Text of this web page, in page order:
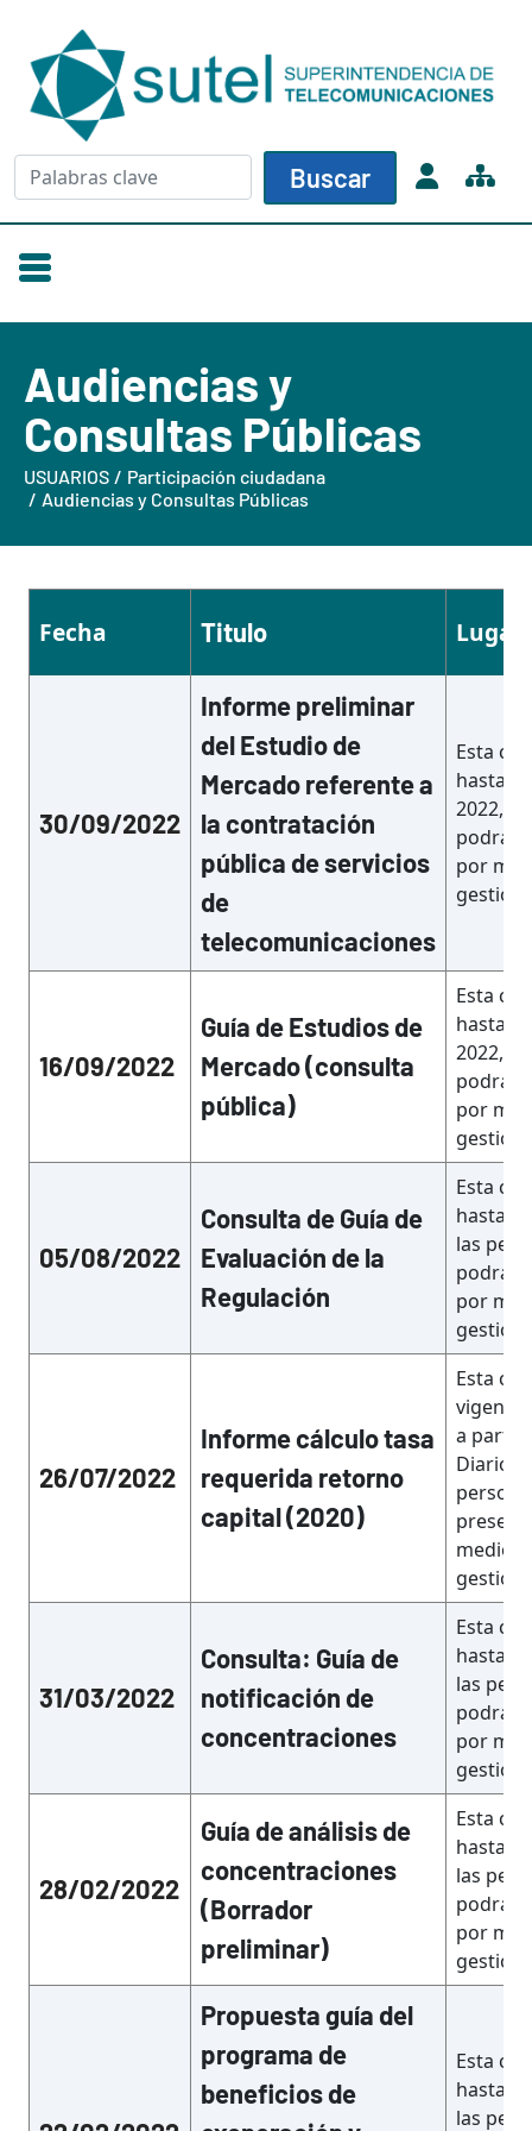
Buscar Buscar
Audiencias y
Consultas Públicas
USUARIOS
Participación ciudadana
Audiencias y Consultas Públicas
Fecha Titulo Lugar
30/09/2022
Informe preliminar
del Estudio de
Mercado referente a
la contratación
pública de servicios
de
telecomunicaciones
Esta
hasta
2022,
podrán
por
16/09/2022
Guía de Estudios de
Mercado (consulta
pública)
Esta
hasta
2022,
podrán
por
05/08/2022
Consulta de Guía de
Evaluación de la
Regulación
Esta
hasta el
las
podrán
por
26/07/2022
Informe cálculo tasa
requerida retorno
capital (2020)
Esta
vigente
a partir
Diario
medio
31/03/2022
Consulta: Guía de
notificación de
concentraciones
Esta
hasta el
las
podrán
por
28/02/2022
Guía de análisis de
concentraciones
(Borrador
preliminar)
Esta
hasta
las
podrán
por
Propuesta guía del
programa de
beneficios de
Esta
hasta
las